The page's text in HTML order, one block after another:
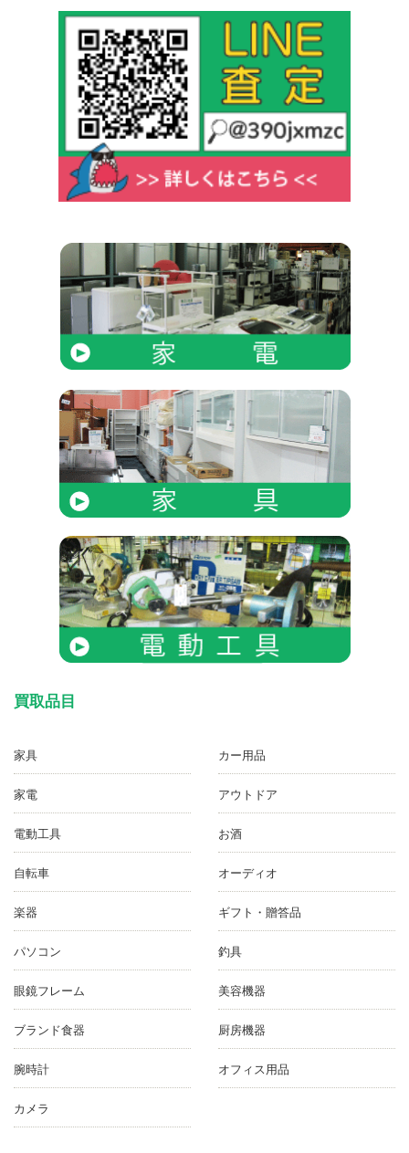
買取品目
家具
家電
電動工具
自転車
楽器
パソコン
眼鏡フレーム
ブランド食器
腕時計
カメラ
カー用品
アウトドア
お酒
オーディオ
ギフト・贈答品
釣具
美容機器
厨房機器
オフィス用品